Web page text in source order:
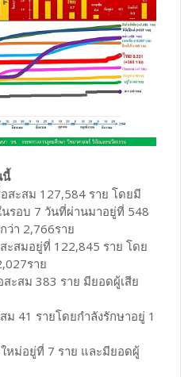
นี้
ะสม 127,584 ราย โดยมี
รอบ 7 วันที่ผ่านมาอยู่ที่ 548
ว่า 2,766ราย
สมอยู่ที่ 122,845 ราย โดย
ราย
สม 383 ราย มียอดผู้เสีย
41 รายโดยกำลังรักษาอยู่ 1
หม่อยู่ที่ 7 ราย และมียอดผู้